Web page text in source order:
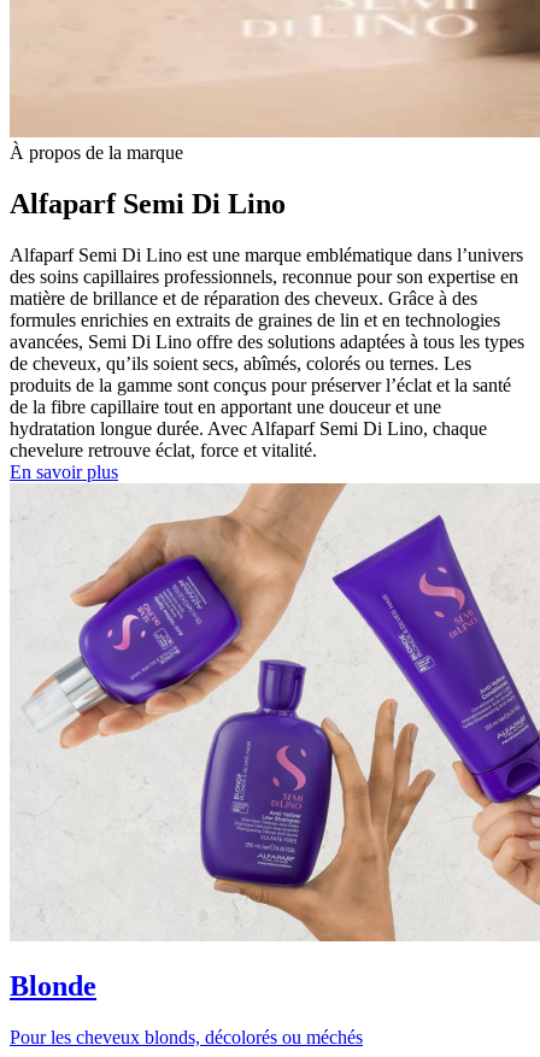
À propos de la marque
Alfaparf Semi Di Lino
Alfaparf Semi Di Lino est une marque emblématique dans l’univers
des soins capillaires professionnels, reconnue pour son expertise en
matière de brillance et de réparation des cheveux. Grâce à des
formules enrichies en extraits de graines de lin et en technologies
avancées, Semi Di Lino offre des solutions adaptées à tous les types
de cheveux, qu’ils soient secs, abîmés, colorés ou ternes. Les
produits de la gamme sont conçus pour préserver l’éclat et la santé
de la fibre capillaire tout en apportant une douceur et une
hydratation longue durée. Avec Alfaparf Semi Di Lino, chaque
chevelure retrouve éclat, force et vitalité.
En savoir plus
Blonde
Pour les cheveux blonds, décolorés ou méchés